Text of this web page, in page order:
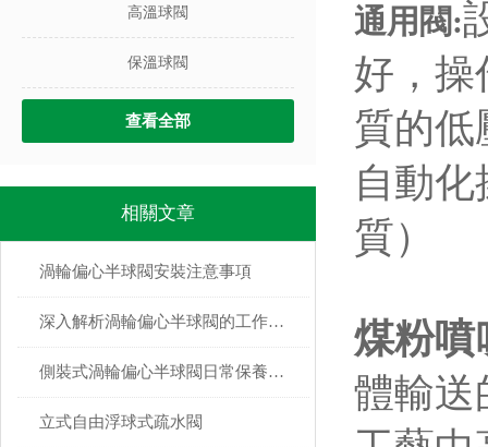
高溫球閥
保溫球閥
查看全部
相關文章
渦輪偏心半球閥安裝注意事項
深入解析渦輪偏心半球閥的工作機制與效率提升
側裝式渦輪偏心半球閥日常保養的操作流程
立式自由浮球式疏水閥
通用閥:
好，操
質的低
自動
質）
煤粉噴
體輸送